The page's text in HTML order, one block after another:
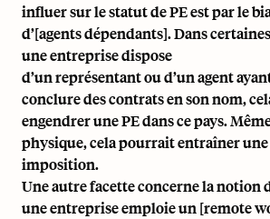
influer sur le statut de PE est par le
d’[agents dépendants]. Dans
une entreprise dispose
d’un représentant ou d’un agent
conclure des contrats en son nom,
engendrer une PE dans ce pays.
physique, cela pourrait entraîner une
imposition.
Une autre facette concerne la notion
une entreprise emploie un [remote